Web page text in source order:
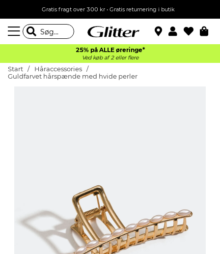
Gratis fragt over 300 kr • Gratis returnering i butik
25% på ALLE øreringe*
Ved køb af 2 eller flere
Start
Håraccessories
Guldfarvet hårspænde med hvide perler